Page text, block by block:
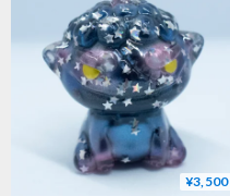
¥3,500